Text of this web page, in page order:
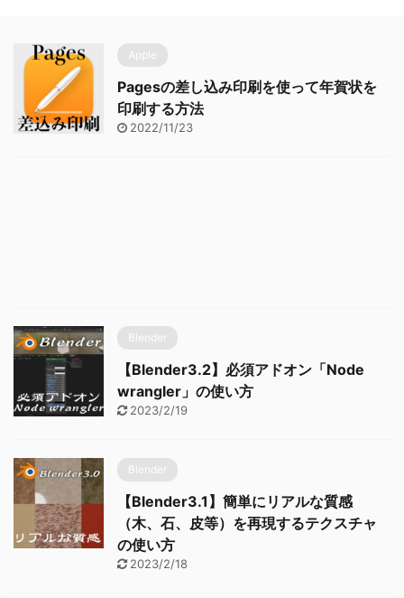
Apple
Pagesの差し込み印刷を使って年賀状を
印刷する方法
2022/11/23
Blender
【Blender3.2】必須アドオン「Node
wrangler」の使い方
2023/2/19
Blender
【Blender3.1】簡単にリアルな質感
（木、石、皮等）を再現するテクスチャ
の使い方
2023/2/18